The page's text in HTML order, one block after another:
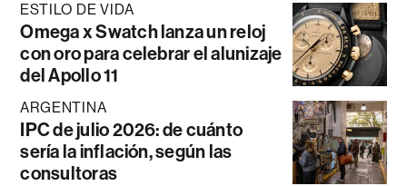
ESTILO DE VIDA
Omega x Swatch lanza un reloj
con oro para celebrar el alunizaje
del Apollo 11
ARGENTINA
IPC de julio 2026: de cuánto
sería la inflación, según las
consultoras